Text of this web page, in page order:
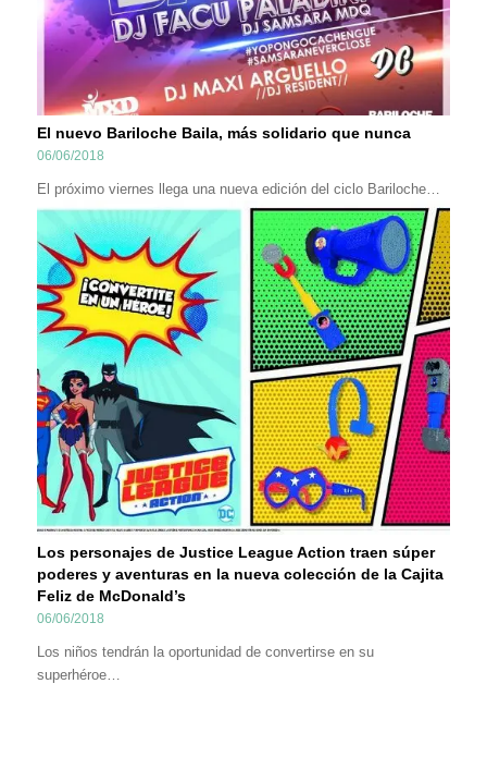
El nuevo Bariloche Baila, más solidario que nunca
06/06/2018
El próximo viernes llega una nueva edición del ciclo Bariloche…
Los personajes de Justice League Action traen súper
poderes y aventuras en la nueva colección de la Cajita
Feliz de McDonald’s
06/06/2018
Los niños tendrán la oportunidad de convertirse en su
superhéroe…